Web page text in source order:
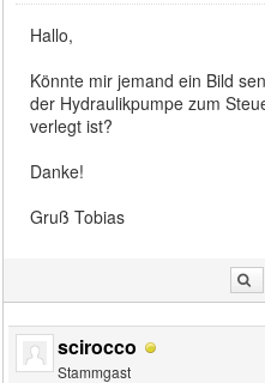
Hallo,
Könnte mir jemand ein Bild
der Hydraulikpumpe zum
verlegt ist?
Danke!
Gruß Tobias
scirocco
Stammgast